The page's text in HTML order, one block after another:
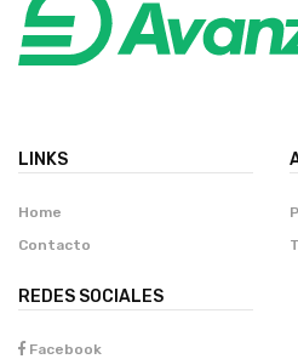
LINKS
Home
Contacto
REDES SOCIALES
Facebook